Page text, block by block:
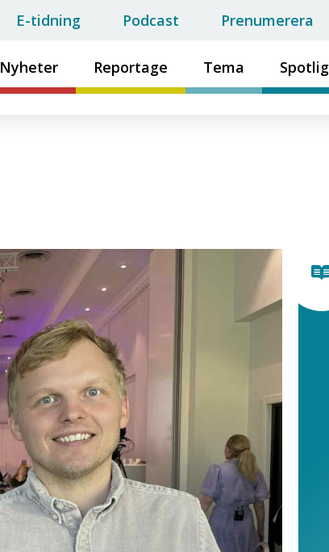
Nyheter Reportage Tema
E-tidning Podcast Prenumerera